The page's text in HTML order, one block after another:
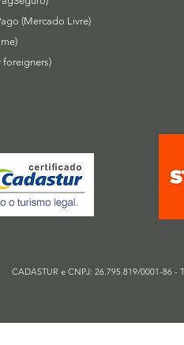
(Mercado Livre)
foreigners)
CADASTUR e CNPJ: 26.795.819/0001-86 -